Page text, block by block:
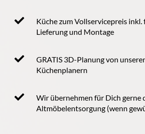
Küche zum Vollservicepreis inkl.
Lieferung und Montage
GRATIS 3D-Planung von
Küchenplanern
Wir übernehmen für Dich gerne
Altmöbelentsorgung (wenn